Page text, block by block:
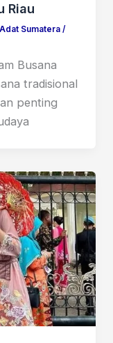
Riau
Sumatera/
Busana
tradisional
penting